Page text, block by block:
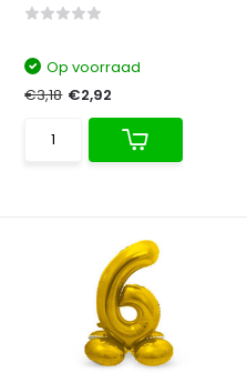
Op voorraad
€3,18 €2,92